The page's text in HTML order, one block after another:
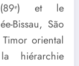
(89ᵉ) et le
Bissau, São
oriental
hiérarchie